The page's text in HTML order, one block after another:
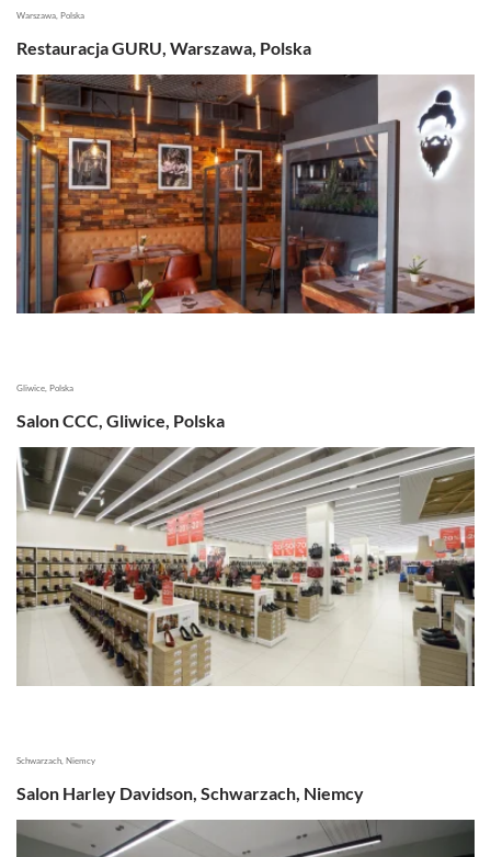
Warszawa, Polska
Restauracja GURU, Warszawa, Polska
Gliwice, Polska
Salon CCC, Gliwice, Polska
Schwarzach, Niemcy
Salon Harley Davidson, Schwarzach, Niemcy